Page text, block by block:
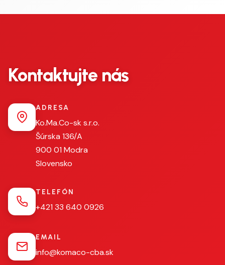
Kontaktujte nás
ADRESA
Ko.Ma.Co-sk s.r.o.
Šúrska 136/A
900 01 Modra
Slovensko
TELEFÓN
+421 33 640 0926
EMAIL
info@komaco-cba.sk